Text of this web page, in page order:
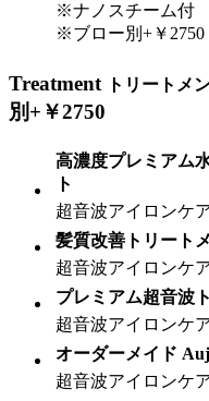
※ナノスチーム付
※ブロー別+￥2750
Treatment トリートメ
別+￥2750
高濃度プレミアム
ト
超音波アイロンケ
髪質改善トリート
超音波アイロンケ
プレミアム超音波
超音波アイロンケ
オーダーメイド
超音波アイロンケ